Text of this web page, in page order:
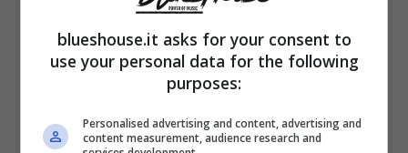
blueshouse.it asks for your consent to
use your personal data for the following
purposes:
Personalised advertising and content, advertising and
content measurement, audience research and